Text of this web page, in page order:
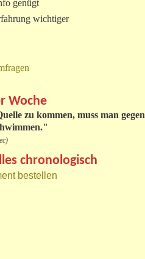
genügt
wichtiger
Woche
zu kommen, muss man gegen
chronologisch
bestellen